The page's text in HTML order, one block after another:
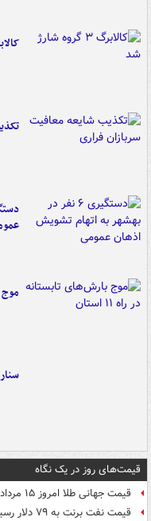
کالابرگ ۳
موج
قیمت‌های روز در یک نگاه
قیمت جهانی طلا امروز ۱۵ مرداد
قیمت نفت برنت به ۷۹ دلار رسید